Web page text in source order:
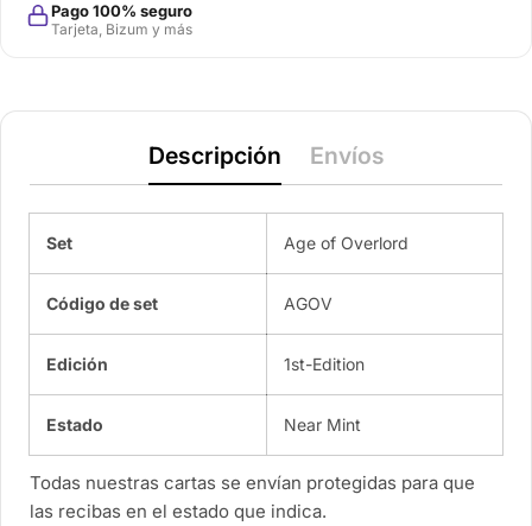
Pago 100% seguro
Tarjeta, Bizum y más
Descripción Envíos
Set Age of Overlord
Código de set AGOV
Edición 1st-Edition
Estado Near Mint
Todas nuestras cartas se envían protegidas para que
las recibas en el estado que indica.